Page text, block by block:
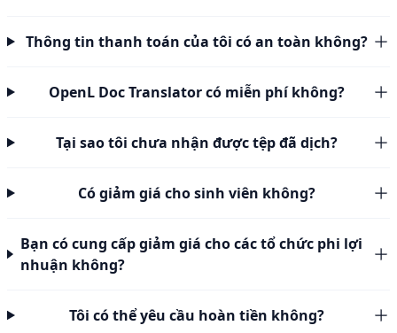
Thông tin thanh toán của tôi có an toàn không?
OpenL Doc Translator có miễn phí không?
Tại sao tôi chưa nhận được tệp đã dịch?
Có giảm giá cho sinh viên không?
Bạn có cung cấp giảm giá cho các tổ chức phi lợi
nhuận không?
Tôi có thể yêu cầu hoàn tiền không?